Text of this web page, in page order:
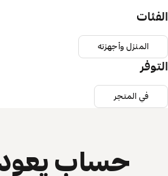
الفئات
المنزل وأجهزته
التوفر
في المتجر
حساب